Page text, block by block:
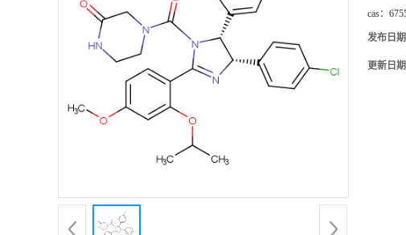
cas：
发布日期
更新日期